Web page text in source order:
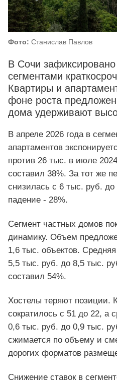
Фото: Станислав Павлов
В Сочи
сегментами
Квартиры и
фоне роста
дома удерживают
В апреле 2026 года в
апартаментов
против 26 тыс. в июле
составил 38%. За тот же
снизилась с 6 тыс. руб. до
падение - 28%.
Сегмент частных домов
динамику. Объем
1,6 тыс. объектов.
5,5 тыс. руб. до 8,5 тыс.
составил 54%.
Хостелы теряют позиции.
сократилось с 51 до 22, а
0,6 тыс. руб. до 0,9 тыс.
сжимается по объему и
дорогих форматов
Снижение ставок в